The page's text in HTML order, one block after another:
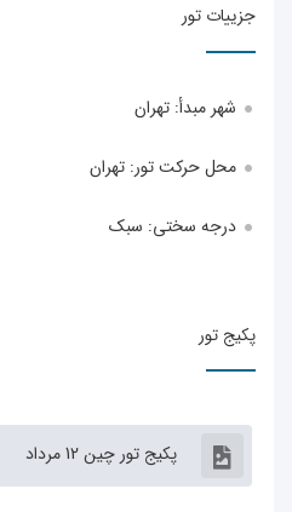
تور
شهر مبدأ:تهران
محل حرکت تور: تهران
درجه سختی: سبک
پکیج تور چین 12 مرداد